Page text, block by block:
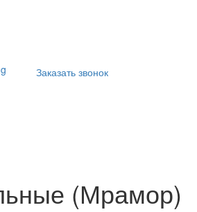
Заказать звонок
(Мрамор)